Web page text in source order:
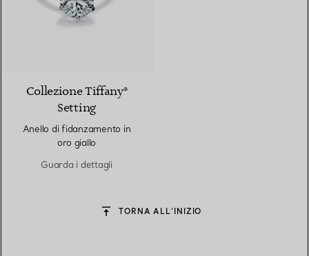
Collezione Tiffany®
Setting
Anello di fidanzamento in
oro giallo
Guarda i dettagli
TORNA ALL’INIZIO